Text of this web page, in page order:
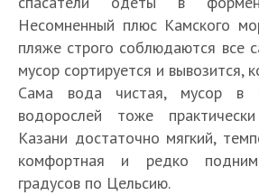
Несомненный плюс Камского
пляже строго соблюдаются все
мусор сортируется и вывозится,
Сама вода чистая, мусор в
водорослей тоже
Казани достаточно мягкий,
комфортная и редко
градусов по Цельсию.